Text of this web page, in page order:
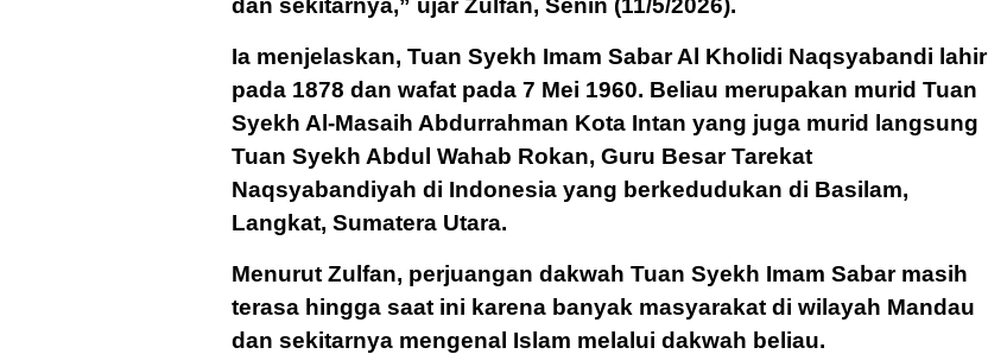
Ia menjelaskan, Tuan Syekh Imam Sabar Al Kholidi Naqsyabandi lahir
pada 1878 dan wafat pada 7 Mei 1960. Beliau merupakan murid Tuan
Syekh Al-Masaih Abdurrahman Kota Intan yang juga murid langsung
Tuan Syekh Abdul Wahab Rokan, Guru Besar Tarekat
Naqsyabandiyah di Indonesia yang berkedudukan di Basilam,
Langkat, Sumatera Utara.
Menurut Zulfan, perjuangan dakwah Tuan Syekh Imam Sabar masih
terasa hingga saat ini karena banyak masyarakat di wilayah Mandau
dan sekitarnya mengenal Islam melalui dakwah beliau.